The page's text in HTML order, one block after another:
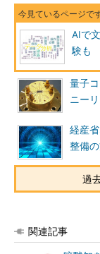
AIで
験も
量子
ニー
経産
整備
過
関連記事